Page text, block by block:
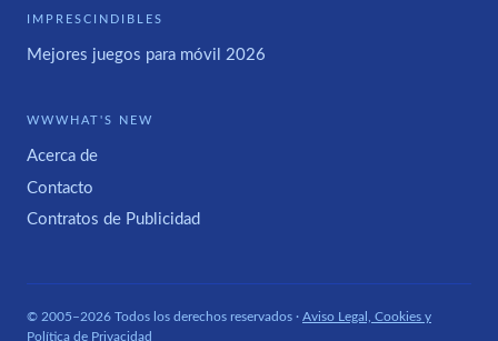
IMPRESCINDIBLES
Mejores juegos para móvil 2026
WWWHAT'S NEW
Acerca de
Contacto
Contratos de Publicidad
© 2005–2026 Todos los derechos reservados · Aviso Legal, Cookies y
Política de Privacidad